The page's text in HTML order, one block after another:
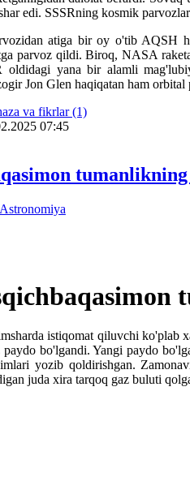
edi. SSSRning kosmik
atiga bir oy o'tib AQSH
parvoz qildi. Biroq, NASA
oldidagi yana bir alamli
Jon Glen haqiqatan ham
va fikrlar (1)
07:45
Astronomiya
istiqomat qiluvchi ko'plab
bo'lgandi. Yangi paydo
yozib qoldirishgan.
juda xira tarqoq gaz buluti